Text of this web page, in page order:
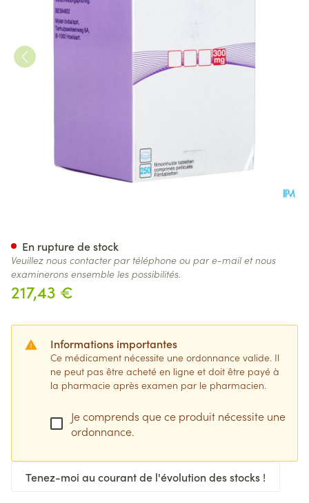
217,43 €
Informations importantes
Ce médicament nécessite une ordonnance valide. Il
ne peut pas être acheté en ligne et doit être payé à
la pharmacie après examen par le pharmacien.
Je comprends que ce produit nécessite une
ordonnance.
Tenez-moi au courant de l'évolution des stocks !
En rupture de stock
Veuillez nous contacter par téléphone ou par e-mail et nous
examinerons ensemble les possibilités.